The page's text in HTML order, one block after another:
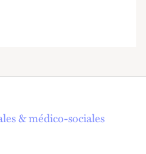
& médico-sociales